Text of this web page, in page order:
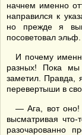
начнем именно
направился к
но прежде я
посоветовал эльф.
И почему
разных! Пока
заметил. Правда,
перевертыши в
— Ага, вот оно!
высматривая
разочарованно